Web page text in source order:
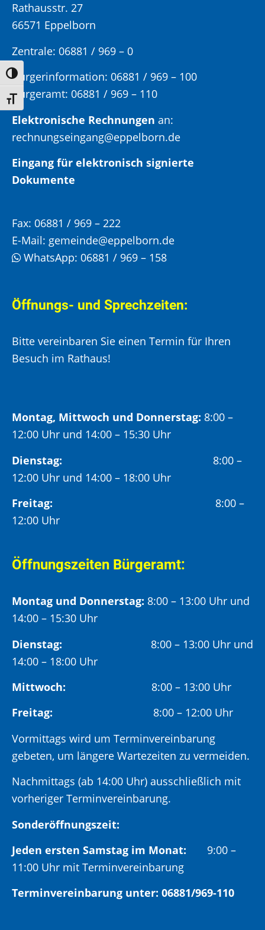
Umschalten auf hohe Kontraste
Schrift vergrößern
Rathausstr. 27
66571 Eppelborn
Zentrale: 06881 / 969 – 0
Bürgerinformation: 06881 / 969 – 100
Bürgeramt: 06881 / 969 – 110
Elektronische Rechnungen an:
rechnungseingang@eppelborn.de
Eingang für elektronisch signierte
Dokumente
Fax: 06881 / 969 – 222
E-Mail: gemeinde@eppelborn.de
WhatsApp: 06881 / 969 – 158
Öffnungs- und Sprechzeiten:
Bitte vereinbaren Sie einen Termin für Ihren
Besuch im Rathaus!
Montag, Mittwoch und Donnerstag: 8:00 –
12:00 Uhr und 14:00 – 15:30 Uhr
Dienstag: 8:00 –
12:00 Uhr und 14:00 – 18:00 Uhr
Freitag:
8:00 –
12:00 Uhr
Öffnungszeiten Bürgeramt:
Montag und Donnerstag: 8:00 – 13:00 Uhr und
14:00 – 15:30 Uhr
Dienstag: 8:00 – 13:00 Uhr und
14:00 – 18:00 Uhr
Mittwoch: 8:00 – 13:00 Uhr
Freitag:
8:00 – 12:00 Uhr
Vormittags wird um Terminvereinbarung
gebeten, um längere Wartezeiten zu vermeiden.
Nachmittags (ab 14:00 Uhr) ausschließlich mit
vorheriger Terminvereinbarung.
Sonderöffnungszeit:
Jeden ersten Samstag im Monat: 9:00 –
11:00 Uhr mit Terminvereinbarung
Terminvereinbarung unter: 06881/969-110